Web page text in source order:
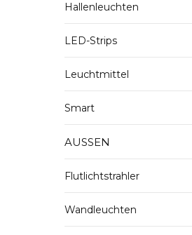
Hallenleuchten
LED-Strips
Leuchtmittel
Smart
AUSSEN
Flutlichtstrahler
Wandleuchten